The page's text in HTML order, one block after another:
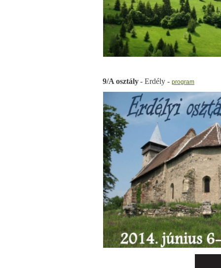
9/A osztály- Erdély - program